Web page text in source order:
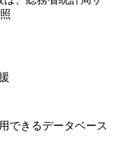
できるデータベース